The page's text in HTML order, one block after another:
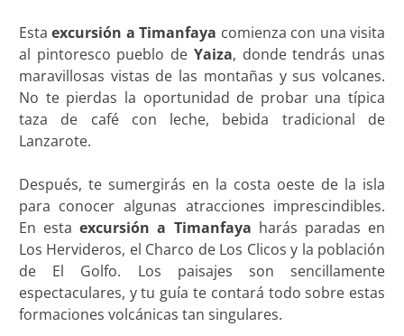
Estaexcursión a Timanfaya comienza con una visita
al pintoresco pueblo de Yaiza, donde tendrás unas
maravillosas vistas de las montañas y sus volcanes.
No te pierdas la oportunidad de probar una típica
taza de café con leche, bebida tradicional de
Lanzarote.
Después, te sumergirás en la costa oeste de la isla
para conocer algunas atracciones imprescindibles.
En estaexcursión a Timanfaya harás paradas en
Los Hervideros, el Charco de Los Clicos y la población
de El Golfo. Los paisajes son sencillamente
espectaculares, y tu guía te contará todo sobre estas
formaciones volcánicas tan singulares.